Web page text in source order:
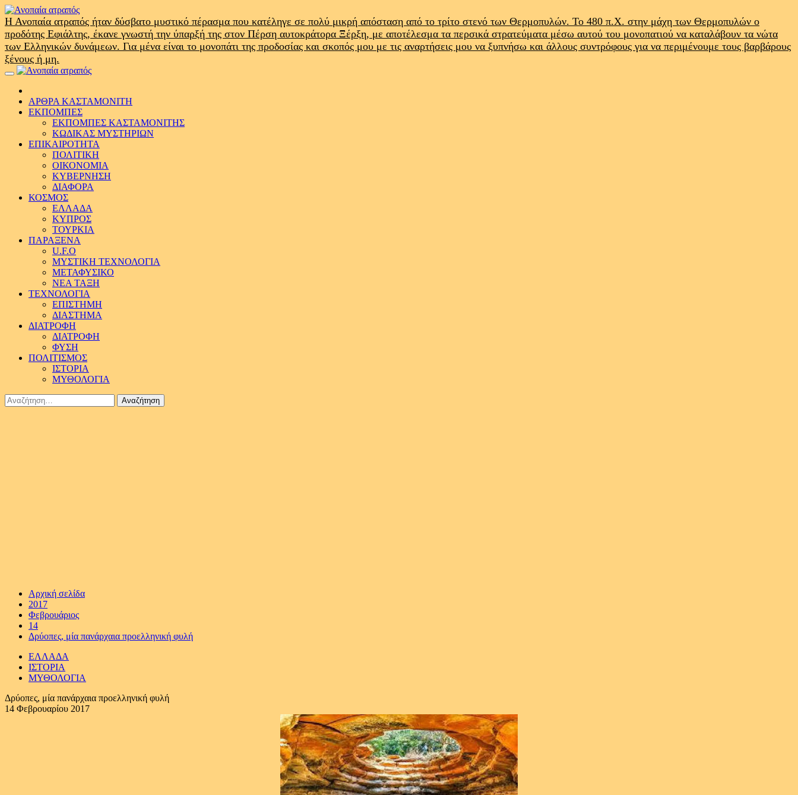
Skip
to
content
Η Ανοπαία ατραπός ήταν δύσβατο μυστικό πέρασμα που κατέληγε σε πολύ μικρή απόσταση από το τρίτο στενό των Θερμοπυλών. Το 480 π.Χ. στην μάχη των Θερμοπυλών ο
προδότης Εφιάλτης, έκανε γνωστή την ύπαρξή της στον Πέρση αυτοκράτορα Ξέρξη, με αποτέλεσμα τα περσικά στρατεύματα μέσω αυτού του μονοπατιού να καταλάβουν τα νώτα
των Ελληνικών δυνάμεων. Για μένα είναι το μονοπάτι της προδοσίας και σκοπός μου με τις αναρτήσεις μου να ξυπνήσω και άλλους συντρόφους για να περιμένουμε τους βαρβάρους
ξένους ή μη.
Primary
ΑΡΘΡΑ ΚΑΣΤΑΜΟΝΙΤΗ
ΕΚΠΟΜΠΕΣ
ΕΚΠΟΜΠΕΣ ΚΑΣΤΑΜΟΝΙΤΗΣ
ΚΩΔΙΚΑΣ ΜΥΣΤΗΡΙΩΝ
ΕΠΙΚΑΙΡΟΤΗΤΑ
ΠΟΛΙΤΙΚΗ
ΟΙΚΟΝΟΜΙΑ
ΚΥΒΕΡΝΗΣΗ
ΔΙΑΦΟΡΑ
ΚΟΣΜΟΣ
ΕΛΛΑΔΑ
ΚΥΠΡΟΣ
ΤΟΥΡΚΙΑ
ΠΑΡΑΞΕΝΑ
U.F.O
ΜΥΣΤΙΚΗ ΤΕΧΝΟΛΟΓΙΑ
ΜΕΤΑΦΥΣΙΚΟ
ΝΕΑ ΤΑΞΗ
ΤΕΧΝΟΛΟΓΙΑ
ΕΠΙΣΤΗΜΗ
ΔΙΑΣΤΗΜΑ
ΔΙΑΤΡΟΦΗ
ΔΙΑΤΡΟΦΗ
ΦΥΣΗ
ΠΟΛΙΤΙΣΜΟΣ
ΙΣΤΟΡΙΑ
ΜΥΘΟΛΟΓΙΑ
Αναζήτηση
για:
Αρχική σελίδα
2017
Φεβρουάριος
14
Δρύοπες, μία πανάρχαια προελληνική φυλή
ΕΛΛΑΔΑ
ΙΣΤΟΡΙΑ
ΜΥΘΟΛΟΓΙΑ
Δρύοπες, μία πανάρχαια προελληνική φυλή
14 Φεβρουαρίου 2017